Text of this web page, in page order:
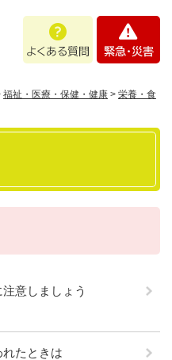
あ
問
・
福祉・医療・保健・健康 > 栄養・食
意しましょう
たときは